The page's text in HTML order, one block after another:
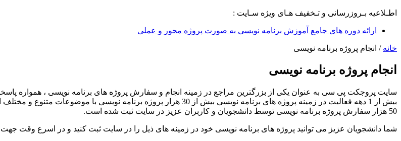
اطـلاعیه بـروزرسانی و تـخفیف هـای ویژه سـایت :
ارائه دوره های جامع آموزش برنامه نویسی به صورت پروژه محور و عملی
خانه / انجام پروژه برنامه نویسی
انجام پروژه برنامه نویسی
سایت پروجکت پی سی به عنوان یکی از بزرگترین مراجع در زمینه انجام و سفارش پروژه های برنامه نویسی ، همواره
بیش از 1 دهه فعالیت در زمینه پروژه های برنامه نویسی بیش از 30 هزار پروژه
50 هزار سفارش پروژه برنامه نویسی توسط دانشجویان و کاربران عزیز در سایت ثبت شده است.
شما دانشجویان عزیز می توانید پروژه های برنامه نویسی خود در زمینه های ذیل را در سایت ثبت کنید و در اسرع وقت